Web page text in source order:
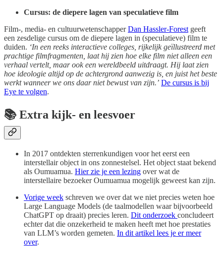
Cursus: de diepere lagen van speculatieve film
Film-, media- en cultuurwetenschapperDan Hassler-Forest geeft
een zesdelige cursus om de diepere lagen in (speculatieve) film te
duiden. ‘In een reeks interactieve colleges, rijkelijk geïllustreerd met
prachtige filmfragmenten, laat hij zien hoe elke film niet alleen een
verhaal vertelt, maar ook een wereldbeeld uitdraagt. Hij laat zien
hoe ideologie altijd op de achtergrond aanwezig is, en juist het beste
werkt wanneer we ons daar niet bewust van zijn.’ De cursus is bij
Eye te volgen.
📚 Extra kijk- en leesvoer
In 2017 ontdekten sterrenkundigen voor het eerst een
interstellair object in ons zonnestelsel. Het object staat bekend
als Oumuamua. Hier zie je een lezing over wat de
interstellaire bezoeker Oumuamua mogelijk geweest kan zijn.
Vorige week schreven we over dat we niet precies weten hoe
Large Language Models (de taalmodellen waar bijvoorbeeld
ChatGPT op draait) precies leren. Dit onderzoek concludeert
echter dat die onzekerheid te maken heeft met hoe prestaties
van LLM’s worden gemeten. In dit artikel lees je er meer
over.